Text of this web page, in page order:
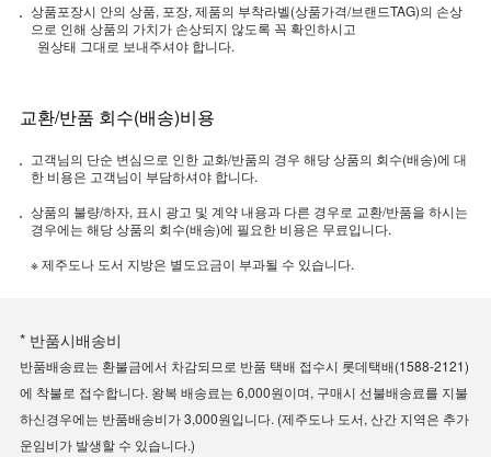
상품포장시 안의 상품, 포장, 제품의 부착라벨(상품가격/브랜드TAG)의 손상
으로 인해 상품의 가치가 손상되지 않도록 꼭 확인하시고
원상태 그대로 보내주셔야 합니다.
교환/반품 회수(배송)비용
고객님의 단순 변심으로 인한 교화/반품의 경우 해당 상품의 회수(배송)에 대
한 비용은 고객님이 부담하셔야 합니다.
상품의 불량/하자, 표시 광고 및 계약 내용과 다른 경우로 교환/반품을 하시는
경우에는 해당 상품의 회수(배송)에 필요한 비용은 무료입니다.
※ 제주도나 도서 지방은 별도요금이 부과될 수 있습니다.
* 반품시배송비
반품배송료는 환불금에서 차감되므로 반품 택배 접수시 롯데택배(1588-2121)
에 착불로 접수합니다. 왕복 배송료는 6,000원이며, 구매시 선불배송료를 지불
하신경우에는 반품배송비가 3,000원입니다. (제주도나 도서, 산간 지역은 추가
운임비가 발생할 수 있습니다.)